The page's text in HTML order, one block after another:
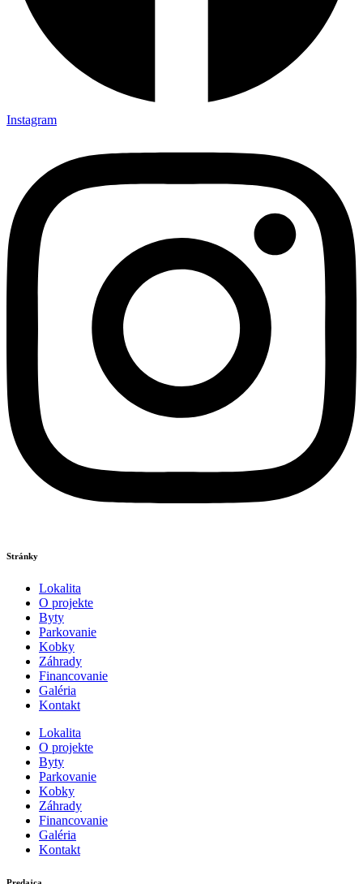
Instagram
Stránky
Lokalita
O projekte
Byty
Parkovanie
Kobky
Záhrady
Financovanie
Galéria
Kontakt
Lokalita
O projekte
Byty
Parkovanie
Kobky
Záhrady
Financovanie
Galéria
Kontakt